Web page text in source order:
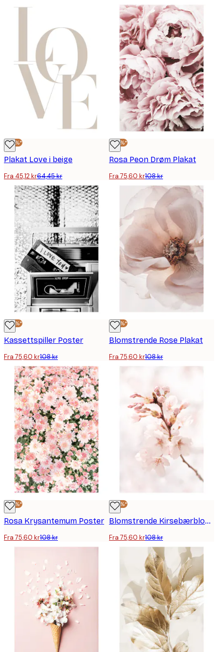
-30%*
Plakat Love i beige
Fra 45,12 kr64,45 kr
-30%*
Rosa Peon Drøm Plakat
Fra 75,60 kr108 kr
-30%*
Kassettspiller Poster
Fra 75,60 kr108 kr
-30%*
Blomstrende Rose Plakat
Fra 75,60 kr108 kr
-30%*
Rosa Krysantemum Poster
Fra 75,60 kr108 kr
-30%*
Blomstrende Kirsebærblomst Poster
Fra 75,60 kr108 kr